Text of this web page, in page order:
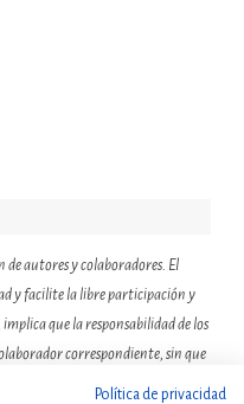
de autores y colaboradores. El
y facilite la libre participación y
que la responsabilidad de los
correspondiente, sin que
de Fiscalblog asuman o
Política de privacidad